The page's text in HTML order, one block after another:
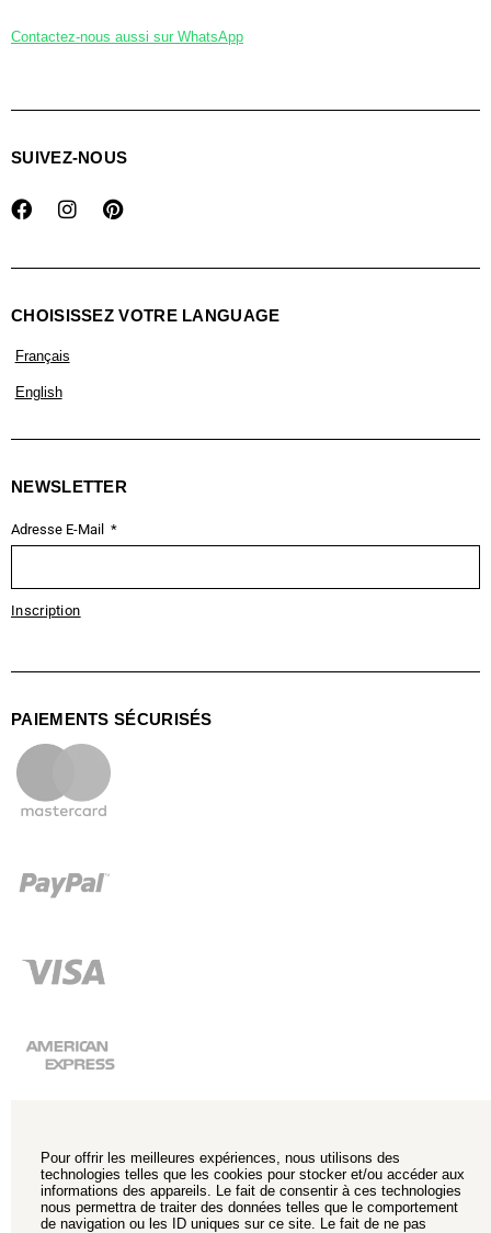
Contactez-nous aussi sur WhatsApp
SUIVEZ-NOUS
CHOISISSEZ VOTRE LANGUAGE
Français
English
NEWSLETTER
Adresse E-Mail
Inscription
PAIEMENTS SÉCURISÉS
Pour offrir les meilleures expériences, nous utilisons des
technologies telles que les cookies pour stocker et/ou accéder aux
informations des appareils. Le fait de consentir à ces technologies
nous permettra de traiter des données telles que le comportement
de navigation ou les ID uniques sur ce site. Le fait de ne pas